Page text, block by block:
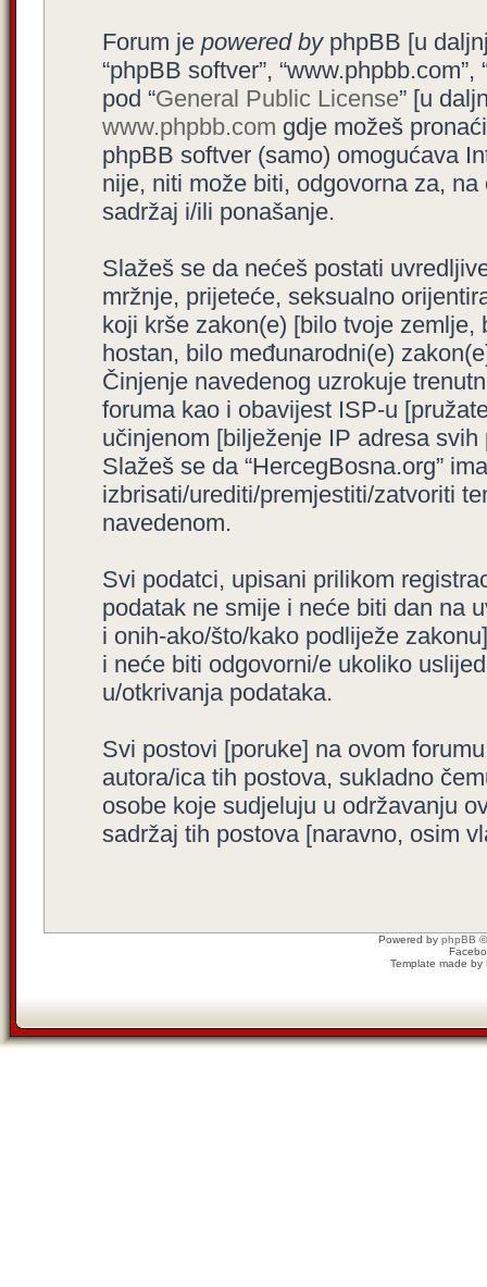
Forum je powered byphpBB [u
“phpBB softver”,
pod “General Public License” [u
www.phpbb.com gdje možeš
phpBB softver (samo) omogućava
nije, niti može biti, odgovorna za,
sadržaj i/ili ponašanje.
Slažeš se da nećeš postati
mržnje, prijeteće, seksualno
koji krše zakon(e) [bilo tvoje zemlje,
hostan, bilo međunarodni(e)
Činjenje navedenog uzrokuje
foruma kao i obavijest ISP-u
učinjenom [bilježenje IP adresa
Slažeš se da “HercegBosna.org”
izbrisati/urediti/premjestiti/zatvoriti
navedenom.
Svi podatci, upisani prilikom
podatak ne smije i neće biti dan na
i onih-ako/što/kako podliježe
i neće biti odgovorni/e ukoliko
u/otkrivanja podataka.
Svi postovi [poruke] na ovom
autora/ica tih postova, sukladno
osobe koje sudjeluju u održavanju
sadržaj tih postova [naravno, osim
Powered by phpBB
Template made by